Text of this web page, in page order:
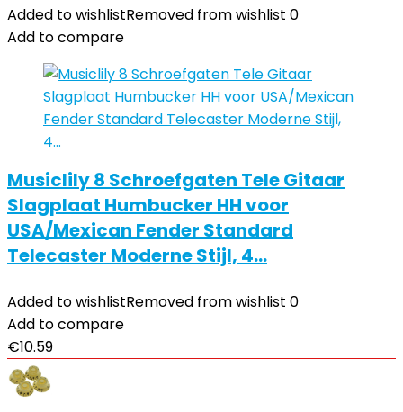
Added to wishlistRemoved from wishlist 0
Add to compare
Musiclily 8 Schroefgaten Tele Gitaar
Slagplaat Humbucker HH voor
USA/Mexican Fender Standard
Telecaster Moderne Stijl, 4…
Added to wishlistRemoved from wishlist 0
Add to compare
€10.59